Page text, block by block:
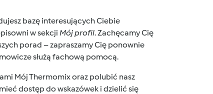
bazę interesujących Ciebie
w sekcji Mój profil. Zachęcamy Cię
porad – zapraszamy Cię ponownie
służą fachową pomocą.
Mój Thermomixoraz polubić nasz
dostęp do wskazówek i dzielić się